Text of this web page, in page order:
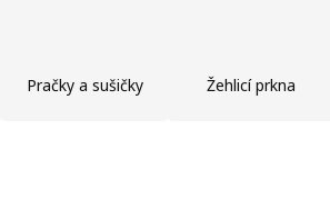
Pračky a sušičky Žehlicí prkna